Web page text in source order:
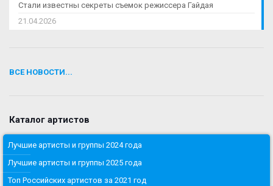
Стали известны секреты съемок режиссера Гайдая
21.04.2026
ВСЕ НОВОСТИ...
Каталог артистов
Лучшие артисты и группы 2024 года
Лучшие артисты и группы 2025 года
Топ Российских артистов за 2021 год